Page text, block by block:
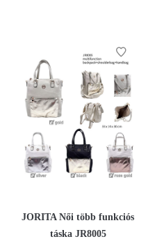
JORITA Női több funkciós
táska JR8005